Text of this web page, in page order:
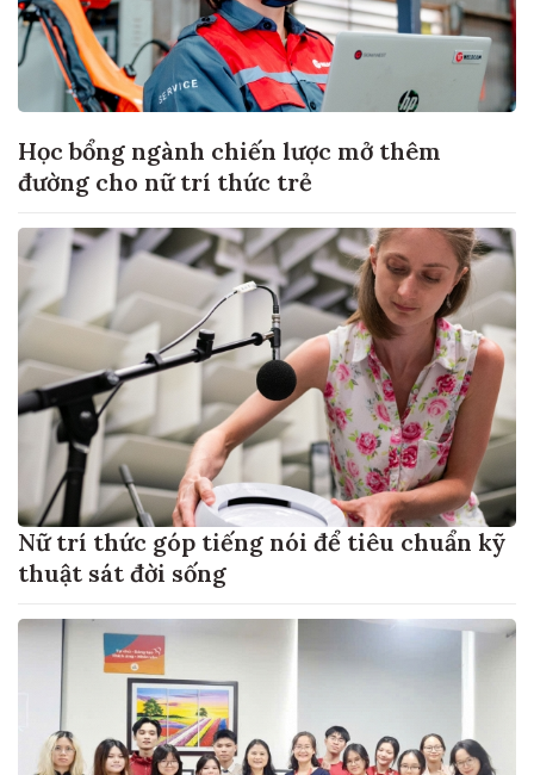
Học bổng ngành chiến lược mở thêm
đường cho nữ trí thức trẻ
Nữ trí thức góp tiếng nói để tiêu chuẩn kỹ
thuật sát đời sống